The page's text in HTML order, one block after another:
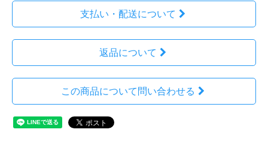
支払い・配送について
返品について
この商品について問い合わせる